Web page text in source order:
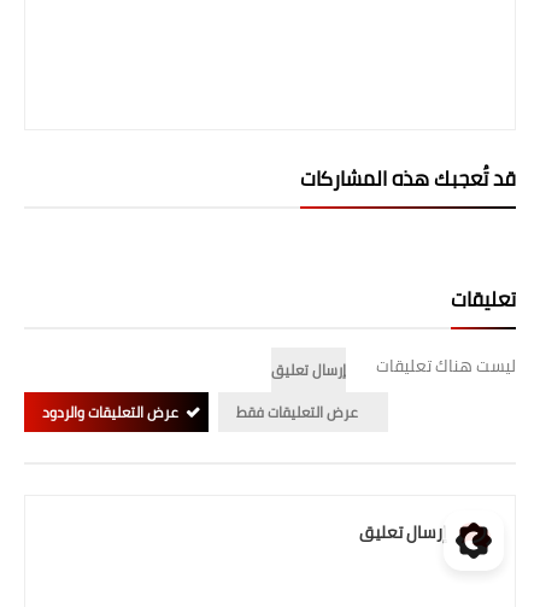
قد تُعجبك هذه المشاركات
تعليقات
ليست هناك تعليقات
إرسال تعليق
عرض التعليقات فقط
عرض التعليقات والردود
إرسال تعليق